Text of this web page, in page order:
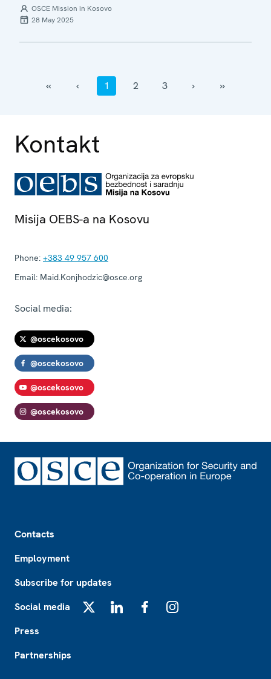
OSCE Mission in Kosovo
28 May 2025
‹‹ ‹ 1 2 3 › ››
Kontakt
Misija OEBS-a na Kosovu
Phone: +383 49 957 600
Email: Maid.Konjhodzic@osce.org
Social media:
@oscekosovo
@oscekosovo
@oscekosovo
@oscekosovo
Contacts
Employment
Subscribe for updates
Social media
Press
Partnerships